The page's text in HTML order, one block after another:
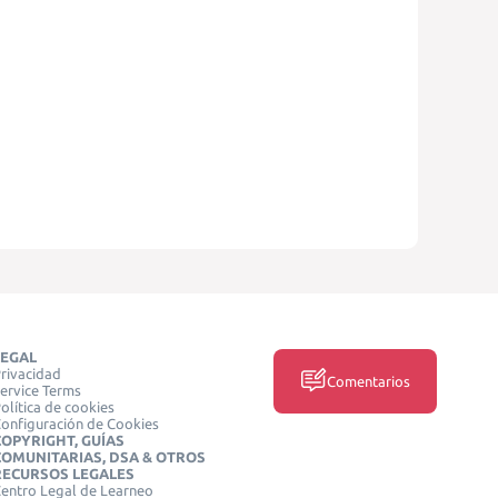
Terms
de cookies
de Cookies
GUÍAS
DSA & OTROS
LEGALES
Legal de Learneo
Comentarios